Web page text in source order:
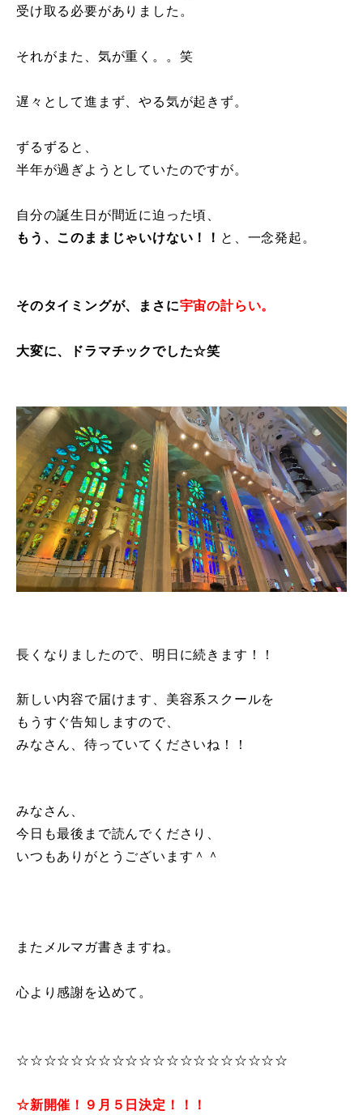
受け取る必要がありました。
それがまた、気が重く。。笑
遅々として進まず、やる気が起きず。
ずるずると、
半年が過ぎようとしていたのですが。
自分の誕生日が間近に迫った頃、
もう、このままじゃいけない！！ と、一念発起。
そのタイミングが、まさに宇宙の計らい。
大変に、ドラマチックでした☆笑
長くなりましたので、明日に続きます！！
新しい内容で届けます、美容系スクールを
もうすぐ告知しますので、
みなさん、待っていてくださいね！！
みなさん、
今日も最後まで読んでくださり、
いつもありがとうございます＾＾
またメルマガ書きますね。
心より感謝を込めて。
☆☆☆☆☆☆☆☆☆☆☆☆☆☆☆☆☆☆☆☆
☆新開催！９月５日決定！！！